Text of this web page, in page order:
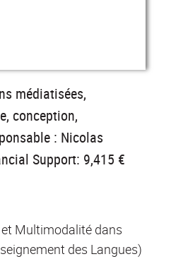
médiatisées,
conception,
: Nicolas
Support: 9,415 €
Multimodalité dans
des Langues)